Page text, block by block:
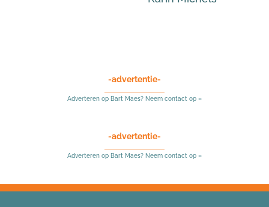
-advertentie-
Adverteren op Bart Maes? Neem contact op »
-advertentie-
Adverteren op Bart Maes? Neem contact op »